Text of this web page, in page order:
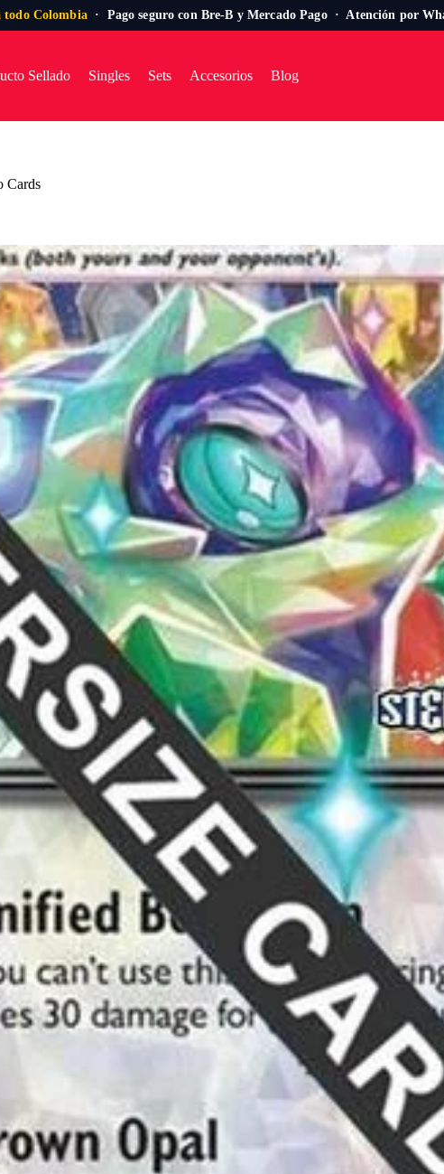
todo Colombia· Pago seguro con Bre-B y Mercado Pago · Atención por
Sellado Singles Sets Accesorios Blog
Cards